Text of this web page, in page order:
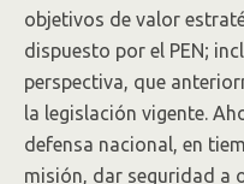
objetivos de valor
dispuesto por el PEN;
perspectiva, que
la legislación vigente.
defensa nacional, en
misión, dar seguridad a